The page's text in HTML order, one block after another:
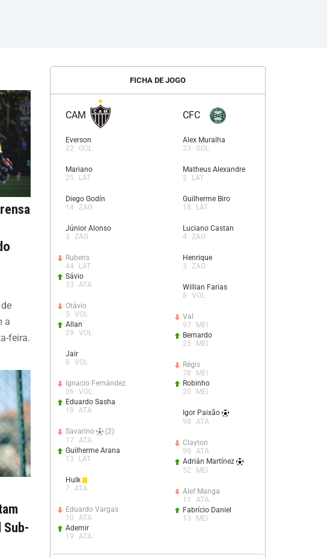
a
feira.
FICHA DE JOGO
CAM
Everson
22
GOL
Mariano
25
LAT
Diego Godín
14 ZAG
Júnior Alonso
3
ZAG
Rubens
44
LAT
Sávio
33
ATA
Otávio
5
VOL
Allan
29
VOL
Jair
8
VOL
Ignacio Fernández
26
VOL
Eduardo Sasha
18
ATA
Savarino
(2)
17
ATA
Guilherme Arana
13
LAT
Hulk
7
ATA
Eduardo Vargas
10
ATA
Ademir
19
ATA
CFC
Alex Muralha
23
GOL
Matheus Alexandre
2
LAT
Guilherme Biro
18
LAT
Luciano Castan
4 ZAG
Henrique
3
ZAG
Willian Farias
8
VOL
Val
97
MEI
Bernardo
25
MEI
Régis
78
MEI
Robinho
20
MEI
Igor Paixão
98
ATA
Clayton
99
ATA
Adrián Martínez
52
MEI
Alef Manga
11
ATA
Fabrício Daniel
13
MEI